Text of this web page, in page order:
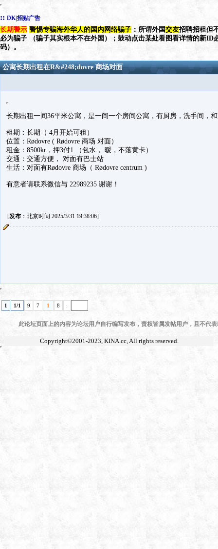
:: DK|招贴广告
长期警示 警惕专骗海外华人的国内网络骗子 ：所谓外国交友招聘招租但
必为骗子 （骗子其实根本不在外国）；鼓动点击某处看图看详情的新ID
码）。
公寓长期出租在R&#248;dovre 商场对面
长期出租一间36平米公寓，是一间一个房间公寓，有厨房，洗手间，
租期：长期（ 4月开始可租）
位置：Rødovre ( Rødovre 商场 对面）
租金：8500kr，押3付1 （包水， 暧，不落黄卡）
交通：交通方便， 对面有巴士站
生活：对面有Rødovre 商场（ Rødovre centrum )
有意者请联系微信与 22989235 谢谢！
[发布：北京时间 2025/3/31 19:38:06]
1 1/1 9 7 1 8 :
此论坛页面上的内容为论坛用户自行编写发布，责权皆属发帖用户，且不代
Copyright©2001-2023, KINA.cc, All rights reserved.